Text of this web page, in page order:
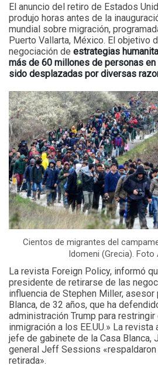
El anuncio del retiro de Estados
produjo horas antes de la
mundial sobre migración,
Puerto Vallarta, México. El objetivo
negociación de estrategias
más de 60 millones de personas en
sido desplazadas por diversas
Cientos de migrantes del
Idomeni (Grecia). Foto
La revista Foreign Policy, informó
presidente de retirarse de las
influencia de Stephen Miller,
Blanca, de 32 años, que ha
administración Trump para
inmigración a los EE.UU.» La
jefe de gabinete de la Casa Blanca,
general Jeff Sessions
retirada».